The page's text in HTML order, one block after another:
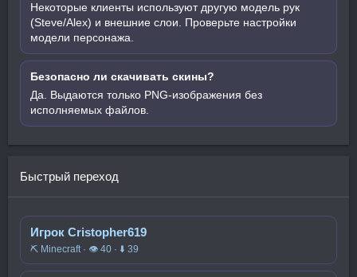
Некоторые клиенты используют другую модель рук
(Steve/Alex) и внешние слои. Проверьте настройки
модели персонажа.
Безопасно ли скачивать скины?
Да. Выдаются только PNG-изображения без
исполняемых файлов.
Быстрый переход
Игрок Cristopher619
⛏️ Minecraft · 👁 40 · ⬇ 39